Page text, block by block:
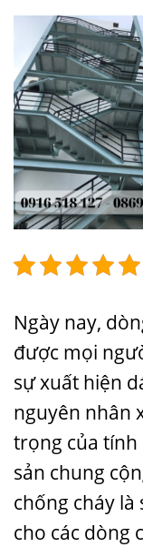
Ngày nay,
được mọi
sự xuất hiện
nguyên nhân
trọng của tính
sản chung
chống cháy
cho các dòng